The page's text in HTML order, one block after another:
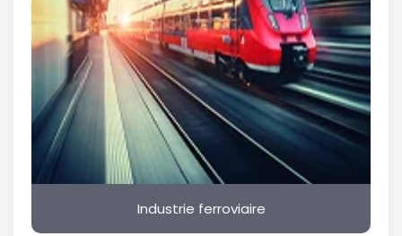
Industrie ferroviaire